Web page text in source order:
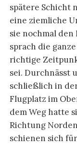
spätere Schicht
eine ziemliche
sie nochmal
sprach die
richtige
sei. Durchnässt
schließlich in
Flugplatz im
dem Weg hatte
Richtung
schienen sich